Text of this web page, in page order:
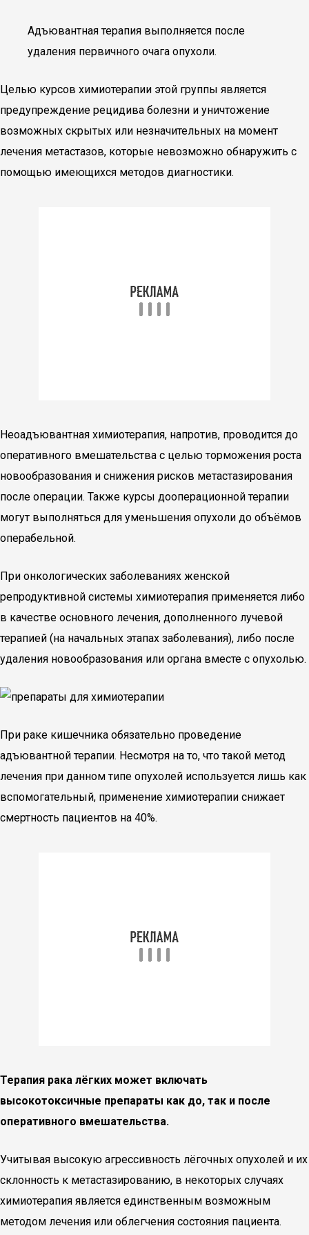
Адъювантная терапия выполняется после
удаления первичного очага опухоли.
Целью курсов химиотерапии этой группы является
предупреждение рецидива болезни и уничтожение
возможных скрытых или незначительных на момент
лечения метастазов, которые невозможно обнаружить с
помощью имеющихся методов диагностики.
Неоадъювантная химиотерапия, напротив, проводится до
оперативного вмешательства с целью торможения роста
новообразования и снижения рисков метастазирования
после операции. Также курсы дооперационной терапии
могут выполняться для уменьшения опухоли до объёмов
операбельной.
При онкологических заболеваниях женской
репродуктивной системы химиотерапия применяется либо
в качестве основного лечения, дополненного лучевой
терапией (на начальных этапах заболевания), либо после
удаления новообразования или органа вместе с опухолью.
При раке кишечника обязательно проведение
адъювантной терапии. Несмотря на то, что такой метод
лечения при данном типе опухолей используется лишь как
вспомогательный, применение химиотерапии снижает
смертность пациентов на 40%.
Терапия рака лёгких может включать
высокотоксичные препараты как до, так и после
оперативного вмешательства.
Учитывая высокую агрессивность лёгочных опухолей и их
склонность к метастазированию, в некоторых случаях
химиотерапия является единственным возможным
методом лечения или облегчения состояния пациента.